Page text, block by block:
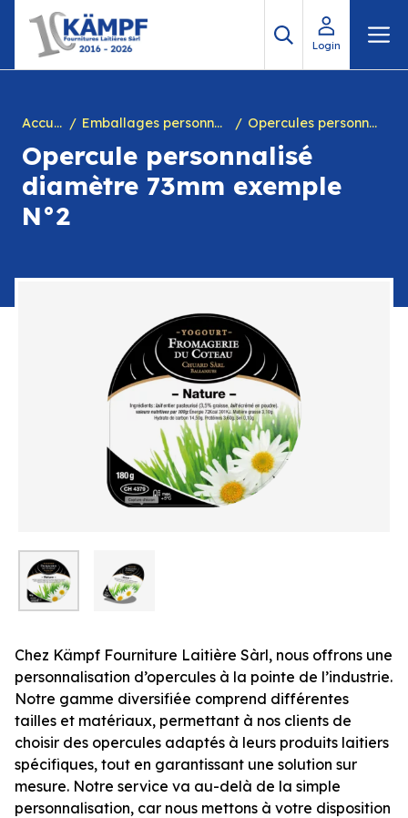
contenu
Login
Accueil Emballages personnalisés Opercules personnalisés
Opercule personnalisé
diamètre 73mm exemple
N°2
Chez Kämpf Fourniture Laitière Sàrl, nous offrons une
personnalisation d’opercules à la pointe de l’industrie.
Notre gamme diversifiée comprend différentes
tailles et matériaux, permettant à nos clients de
choisir des opercules adaptés à leurs produits laitiers
spécifiques, tout en garantissant une solution sur
mesure. Notre service va au-delà de la simple
personnalisation, car nous mettons à votre disposition